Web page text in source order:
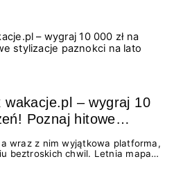
deserów to coś więcej niż
aksamitną teksturę,
na podniebieniu. Tego lata
tworząc unikalny projekt
wakacje.pl – wygraj 10
Poznaj hitowe
wraz z nim wyjątkowa platforma,
beztroskich chwil. Letnia mapa
wyjazdów, przez